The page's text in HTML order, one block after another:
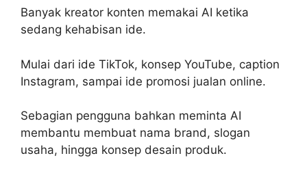
Banyak kreator konten memakai AI ketika
sedang kehabisan ide.
Mulai dari ide TikTok, konsep YouTube, caption
Instagram, sampai ide promosi jualan online.
Sebagian pengguna bahkan meminta AI
membantu membuat nama brand, slogan
usaha, hingga konsep desain produk.